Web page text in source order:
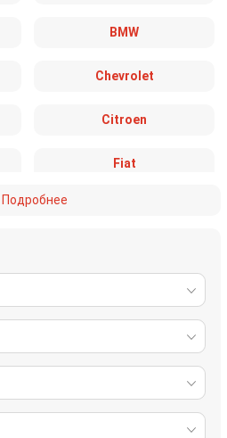
BMW
Chevrolet
Citroen
Fiat
Подробнее